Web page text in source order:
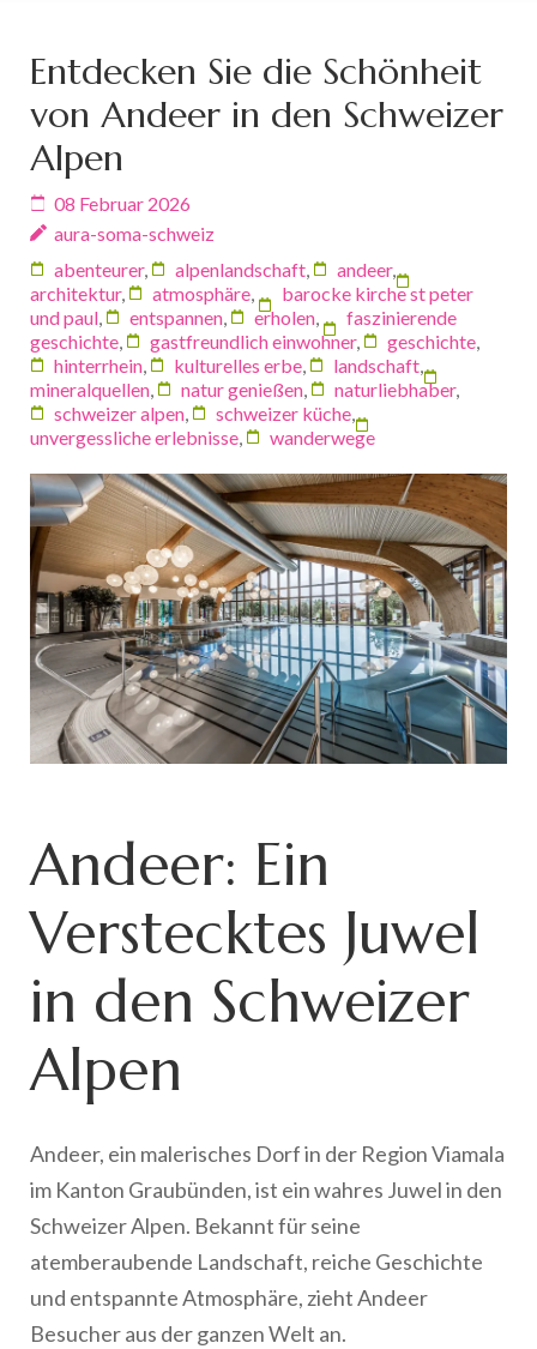
Entdecken Sie die Schönheit
von Andeer in den Schweizer
Alpen
08 Februar 2026
aura-soma-schweiz
abenteurer, alpenlandschaft andeer,
architektur, atmosphäre
barocke kirche st peter
und paul
entspannen erholen
faszinierende
geschichte
gastfreundlich einwohner, geschichte
hinterrhein
kulturelles erbe landschaft
mineralquellen
natur genießen naturliebhaber,
schweizer alpen
schweizer küche
unvergessliche erlebnisse
wanderwege
Andeer: Ein
Verstecktes Juwel
in den Schweizer
Alpen
Andeer, ein malerisches Dorf in der Region Viamala
im Kanton Graubünden, ist ein wahres Juwel in den
Schweizer Alpen. Bekannt für seine
atemberaubende Landschaft, reiche Geschichte
und entspannte Atmosphäre, zieht Andeer
Besucher aus der ganzen Welt an.